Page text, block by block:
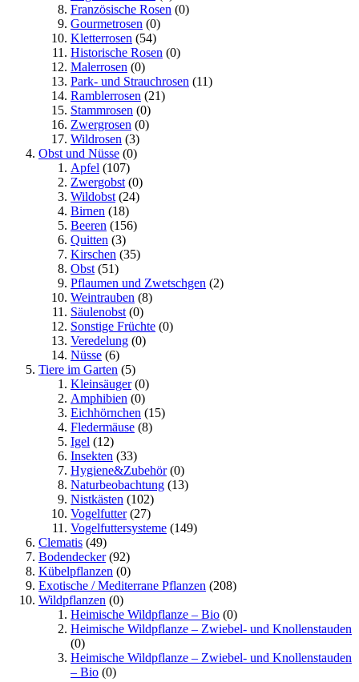
Französische Rosen (0)
Gourmetrosen (0)
Kletterrosen (54)
Historische Rosen (0)
Malerrosen (0)
Park- und Strauchrosen (11)
Ramblerrosen (21)
Stammrosen (0)
Zwergrosen (0)
Wildrosen (3)
Obst und Nüsse (0)
Apfel (107)
Zwergobst (0)
Wildobst (24)
Birnen (18)
Beeren (156)
Quitten (3)
Kirschen (35)
Obst (51)
Pflaumen und Zwetschgen (2)
Weintrauben (8)
Säulenobst (0)
Sonstige Früchte (0)
Veredelung (0)
Nüsse (6)
Tiere im Garten (5)
Kleinsäuger(0)
Amphibien (0)
Eichhörnchen (15)
Fledermäuse (8)
Igel (12)
Insekten (33)
Hygiene&Zubehör(0)
Naturbeobachtung (13)
Nistkästen (102)
Vogelfutter(27)
Vogelfuttersysteme (149)
Clematis (49)
Bodendecker(92)
Kübelpflanzen (0)
Exotische / Mediterrane Pflanzen (208)
Wildpflanzen (0)
Heimische Wildpflanze – Bio (0)
Heimische Wildpflanze – Zwiebel- und Knollenstauden
(0)
Heimische Wildpflanze – Zwiebel- und Knollenstauden
– Bio (0)